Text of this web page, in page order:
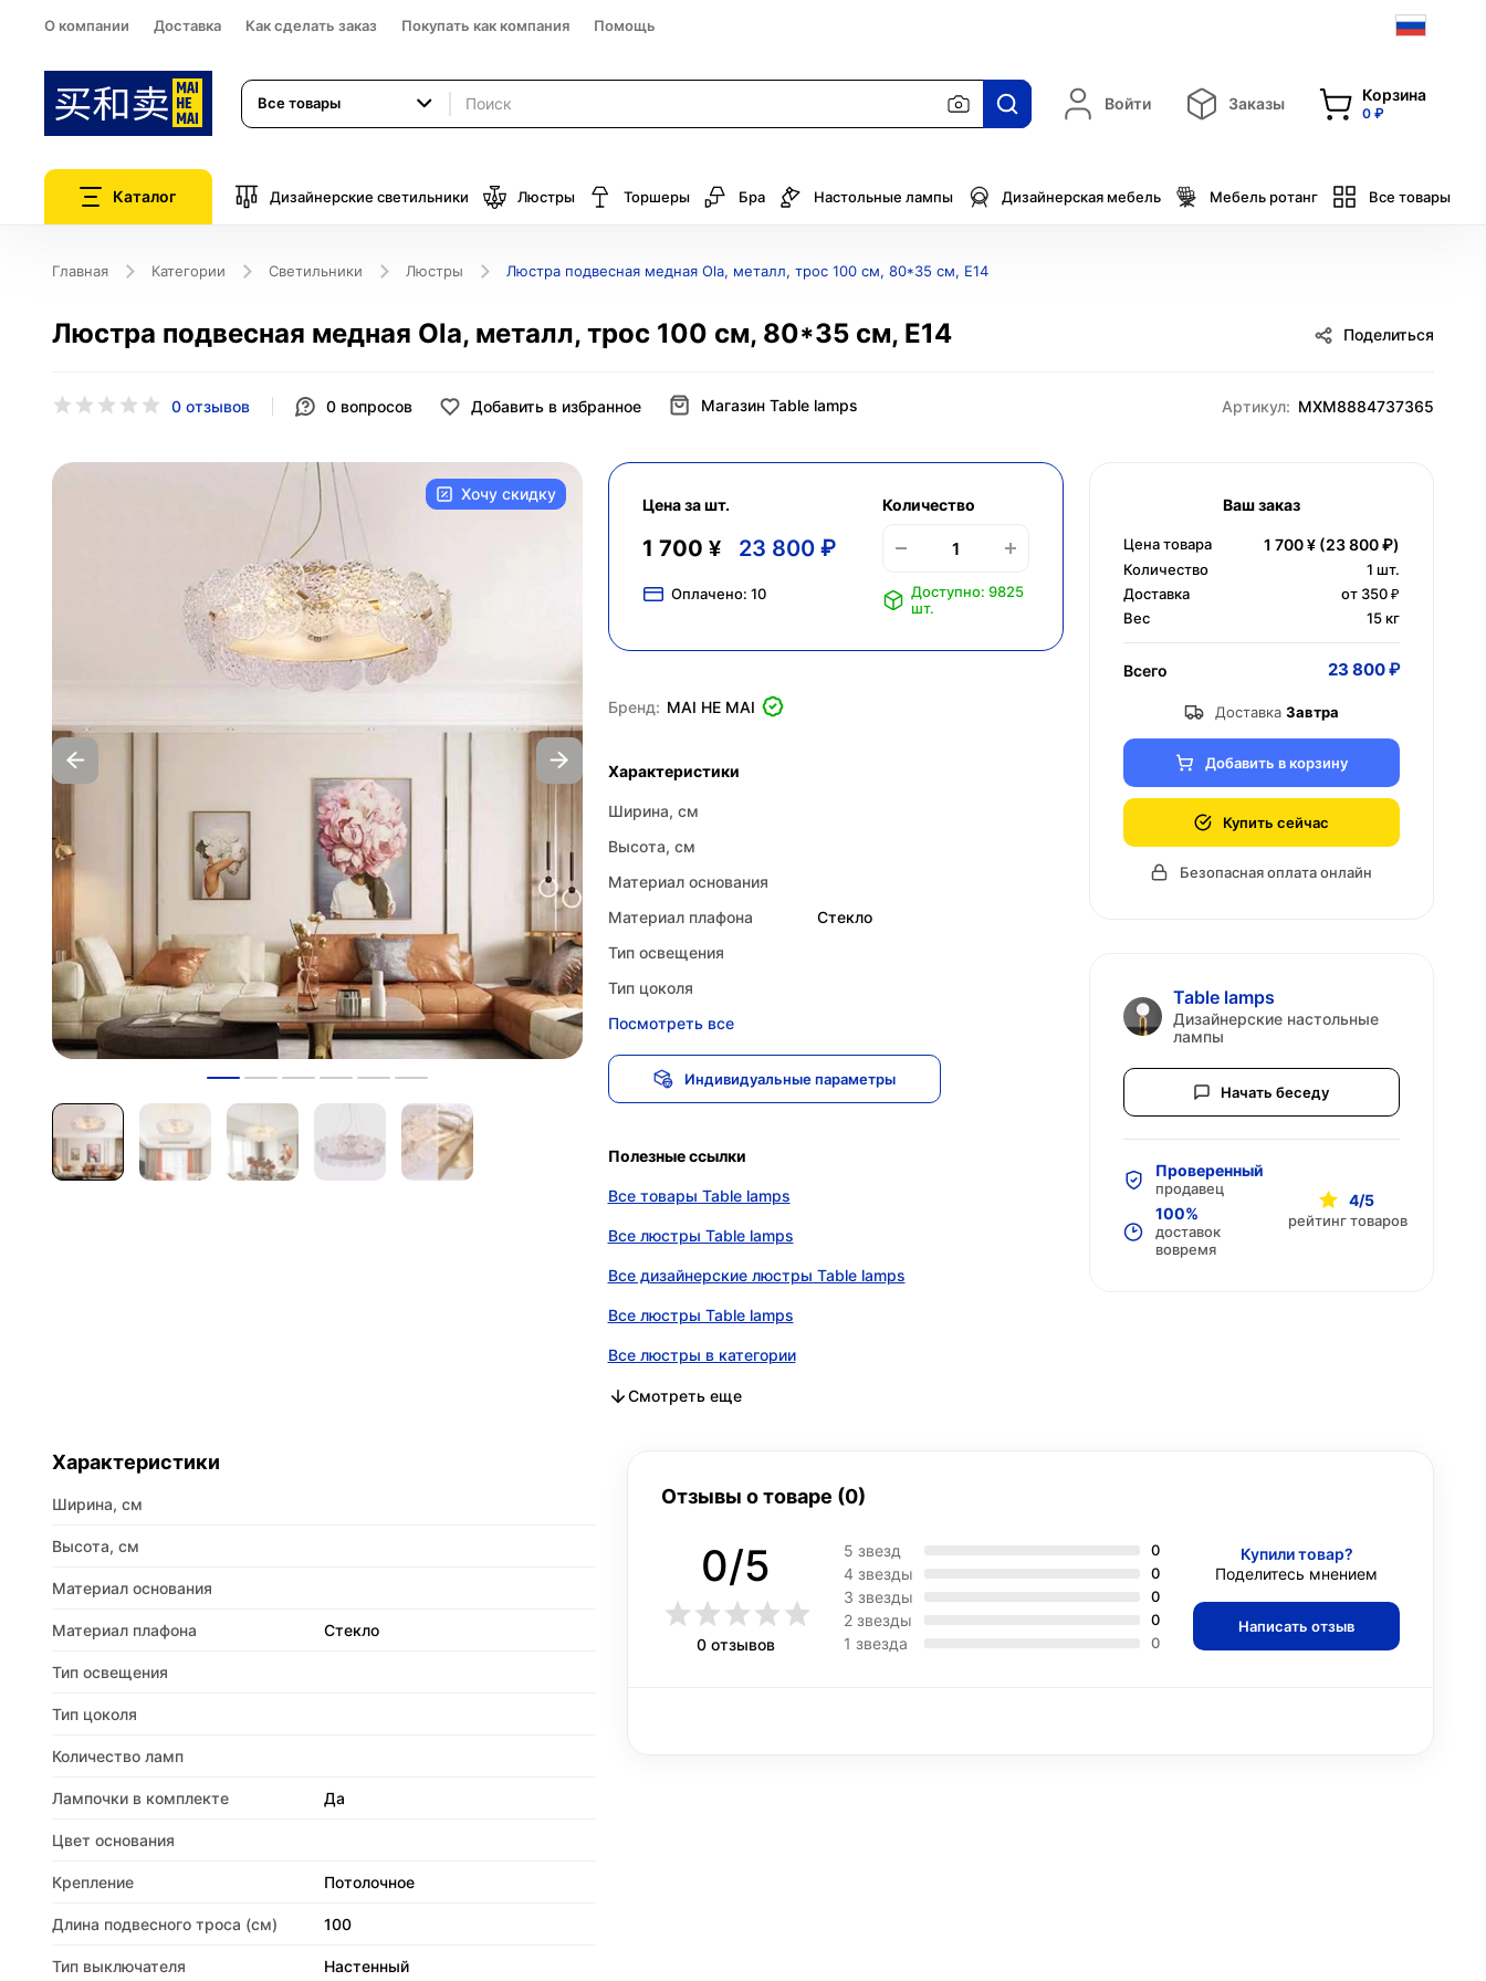
О компании Доставка Как сделать заказ Покупать как компания Помощь
Все товары Войти Заказы Корзина
0 ₽
Каталог Дизайнерские светильники Люстры Торшеры Бра Настольные лампы Дизайнерская мебель Мебель ротанг Все товары
Главная Категории Светильники Люстры Люстра подвесная медная Ola, металл, трос 100 см, 80*35 см, Е14
Люстра подвесная медная Ola, металл, трос 100 см, 80*35 см, Е14
0 отзывов 0 вопросов Добавить в избранное
Поделиться
Магазин Table lamps Артикул: MXM8884737365
Хочу скидку
Цена за шт.
1 700 ¥ 23 800 ₽
Оплачено: 10
Количество
Доступно: 9825
шт.
Бренд: MAI HE MAI
Характеристики
Ширина, см
Высота, см
Материал основания
Материал плафона
Стекло
Тип освещения
Тип цоколя
Посмотреть все
Индивидуальные параметры
Полезные ссылки
Все товары Table lamps
Все люстры Table lamps
Все дизайнерские люстры Table lamps
Все люстры Table lamps
Все люстры в категории
Все дизайнерские люстры в категории
Все люстры в категории
Смотреть еще
Ваш заказ
Цена товара 1 700 ¥ (23 800 ₽)
Количество 1 шт.
Доставка
от 350 ₽
Вес
15 кг
Всего 23 800 ₽
Доставка Завтра
Добавить в корзину
Купить сейчас
Безопасная оплата онлайн
Table lamps
Дизайнерские настольные
лампы
Начать беседу
Проверенный
продавец
100%
доставок
вовремя
4/5
рейтинг товаров
Характеристики
Ширина, см
Высота, см
Материал основания
Материал плафона Стекло
Тип освещения
Тип цоколя
Количество ламп
Лампочки в комплекте Да
Цвет основания
Крепление Потолочное
Длина подвесного троса (см) 100
Тип выключателя Настенный
Отзывы о товаре (0)
0/5
0 отзывов
5 звезд 0
4 звезды 0
3 звезды 0
2 звезды 0
1 звезда 0
Купили товар?
Поделитесь мнением
Написать отзыв